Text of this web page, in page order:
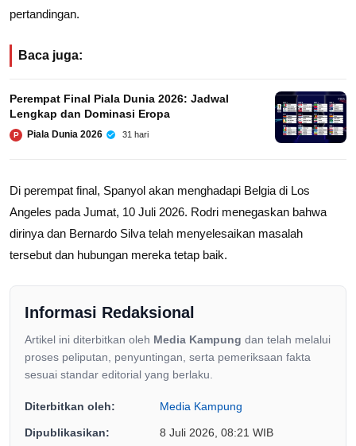
pertandingan.
Baca juga:
Perempat Final Piala Dunia 2026: Jadwal
Lengkap dan Dominasi Eropa
P Piala Dunia 2026 31 hari
Di perempat final, Spanyol akan menghadapi Belgia di Los
Angeles pada Jumat, 10 Juli 2026. Rodri menegaskan bahwa
dirinya dan Bernardo Silva telah menyelesaikan masalah
tersebut dan hubungan mereka tetap baik.
Informasi Redaksional
Artikel ini diterbitkan oleh Media Kampung dan telah melalui
proses peliputan, penyuntingan, serta pemeriksaan fakta
sesuai standar editorial yang berlaku.
Diterbitkan oleh: Media Kampung
Dipublikasikan: 8 Juli 2026, 08:21 WIB